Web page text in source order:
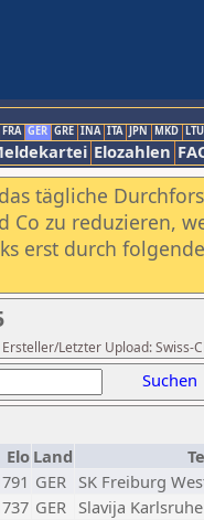
FRA GER GRE INA ITA JPN MKD LTU
Elozahlen
tägliche
Co zu reduzieren,
erst durch
Letzter Upload: Swiss-
Suchen
Elo Land
GER SK Freiburg
GER Slavija